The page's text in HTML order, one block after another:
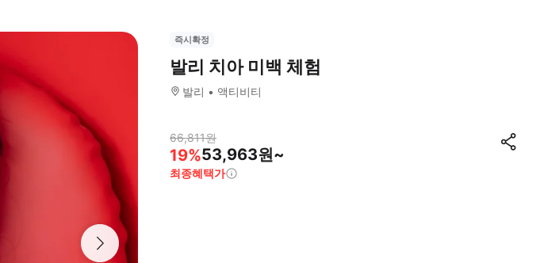
즉시확정
발리 치아 미백 체험
발리 액티비티
66,811원
19%53,963원~
최종혜택가